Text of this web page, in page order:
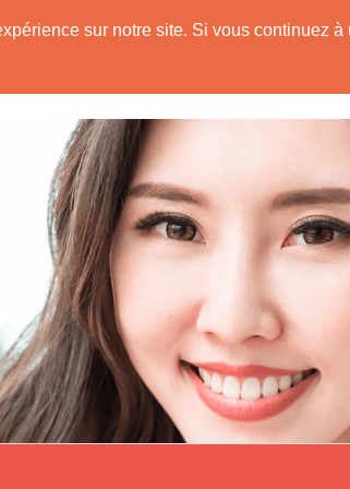
sur notre site. Si vous continuez
Originaire de Chine !